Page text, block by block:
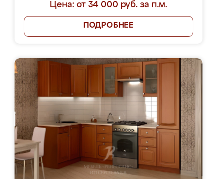
Цена: от 34 000 руб. за п.м.
ПОДРОБНЕЕ